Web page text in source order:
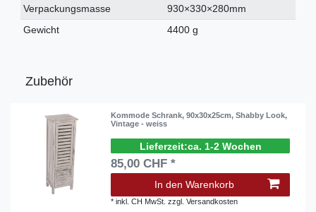
Verpackungsmasse
930×330×280mm
Gewicht
4400 g
Zubehör
Kommode Schrank, 90x30x25cm, Shabby Look,
Vintage - weiss
ca. 1-2 Wochen
85,00 CHF *
In den Warenkorb
*inkl. CH MwSt. zzgl.Versandkosten